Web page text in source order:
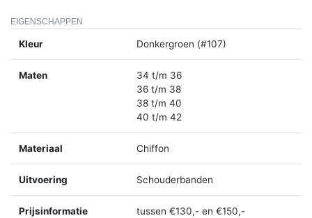
EIGENSCHAPPEN
Kleur Donkergroen (#107)
Maten
34 t/m 36
36 t/m 38
38 t/m 40
40 t/m 42
Materiaal Chiffon
Uitvoering Schouderbanden
Prijsinformatie tussen €130,- en €150,-